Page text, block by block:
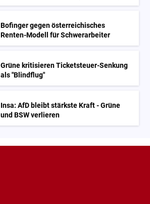
Bofinger gegen österreichisches
Renten-Modell für Schwerarbeiter
Grüne kritisieren Ticketsteuer-Senkung
als "Blindflug"
Insa: AfD bleibt stärkste Kraft - Grüne
und BSW verlieren